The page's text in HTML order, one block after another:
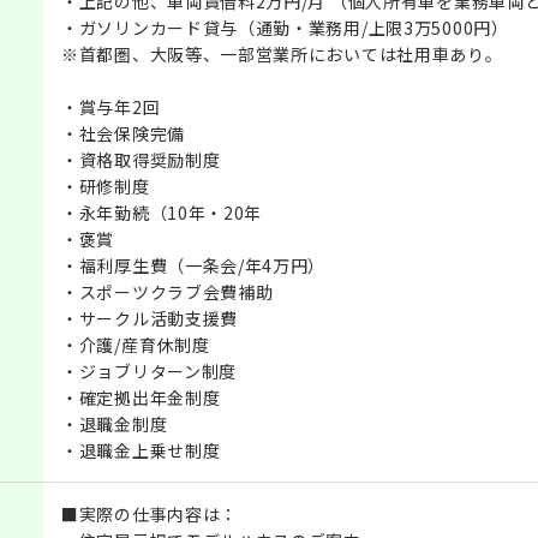
・ガソリンカード貸与（通勤・業務用/上限3万5000円）
※首都圏、大阪等、一部営業所においては社用車あり。
・賞与年2回
・社会保険完備
・資格取得奨励制度
・研修制度
・永年勤続（10年・20年
・褒賞
・福利厚生費（一条会/年4万円）
・スポーツクラブ会費補助
・サークル活動支援費
・介護/産育休制度
・ジョブリターン制度
・確定拠出年金制度
・退職金制度
・退職金上乗せ制度
■実際の仕事内容は：